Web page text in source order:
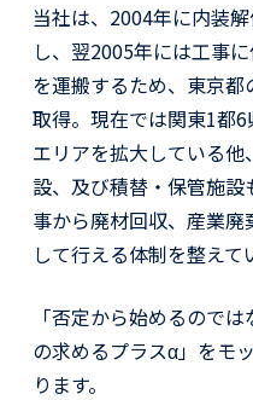
採用情報
社員紹介
育休取得者インタビュー
募集要項一覧
採用エントリー
当社は、2004年に内装
し、翌2005年には工事
を運搬するため、東京
取得。現在では関東1都
エリアを拡大している
設、及び積替・保管施
事から廃材回収、 産業廃
して行える体制を整えて
「否定から始めるので
の求めるプラスα」をモ
ります。